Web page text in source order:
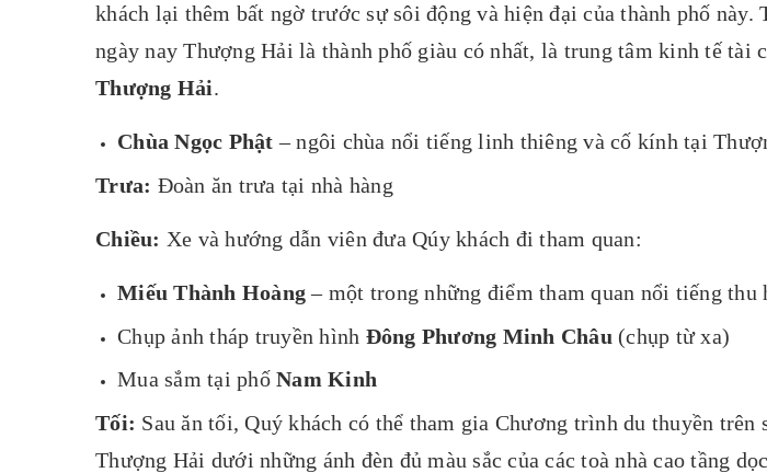
khách lại thêm bất ngờ trước sự sôi động và hiện đại của thành phố
ngày nay Thượng Hải là thành phố giàu có nhất, là trung tâm kinh tế tài
Thượng Hải.
Chùa Ngọc Phật – ngôi chùa nổi tiếng linh thiêng và cố kính tại
Trưa: Đoàn ăn trưa tại nhà hàng
Chiều: Xe và hướng dẫn viên đưa Qúy khách đi tham quan:
Miếu Thành Hoàng– một trong những điểm tham quan nổi tiếng thu
Chụp ảnh tháp truyền hình Đông Phương Minh Châu (chụp từ xa)
Mua sắm tại phốNam Kinh
Tối: Sau ăn tối, Quý khách có thể tham gia Chương trình du thuyền trên
Thượng Hải dưới những ánh đèn đủ màu sắc của các toà nhà cao tầng